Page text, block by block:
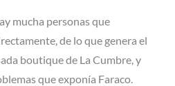
mucha personas que
de lo que genera el
boutique de La Cumbre, y
que exponía Faraco.